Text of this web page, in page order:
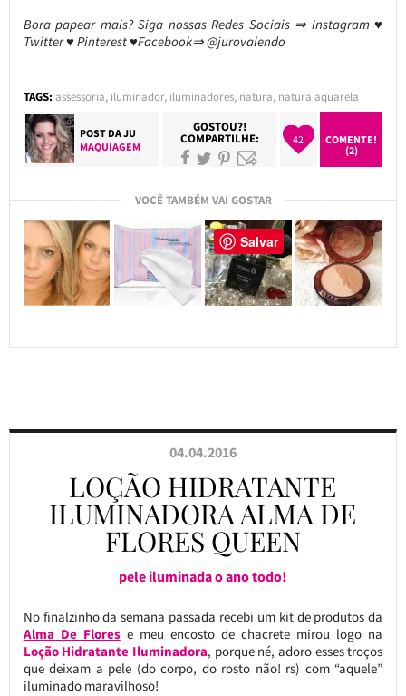
Bora papear mais? Siga nossas Redes Sociais ⇒ Instagram ♥
Twitter ♥ Pinterest ♥Facebook⇒ @jurovalendo
TAGS: assessoria, iluminador, iluminadores, natura, natura aquarela
POST DAJU
MAQUIAGEM
GOSTOU?!
COMPARTILHE: 42
COMENTE!
(2)
VOCÊ TAMBÉM VAI GOSTAR
04.04.2016
LOÇÃO HIDRATANTE
ILUMINADORA ALMA DE
FLORES QUEEN
pele iluminada o ano todo!
No finalzinho da semana passada recebi um kit de produtos da
Alma De Florese meu encosto de chacrete mirou logo na
Loção Hidratante Iluminadora, porque né, adoro esses troços
que deixam a pele (do corpo, do rosto não! rs) com “aquele”
iluminado maravilhoso!
Salvar